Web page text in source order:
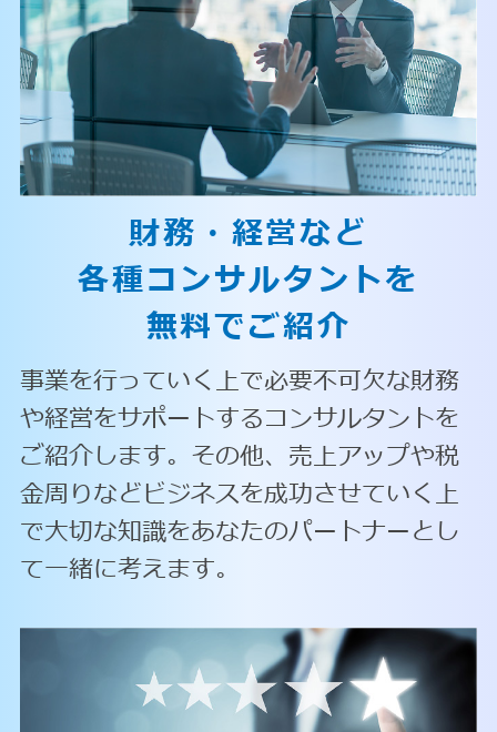
財務・経営など
各種コンサルタントを
無料でご紹介
事業を行っていく上で必要不可欠な財務
や経営をサポートするコンサルタントを
ご紹介します。その他、売上アップや税
金周りなどビジネスを成功させていく上
で大切な知識をあなたのパートナーとし
て一緒に考えます。